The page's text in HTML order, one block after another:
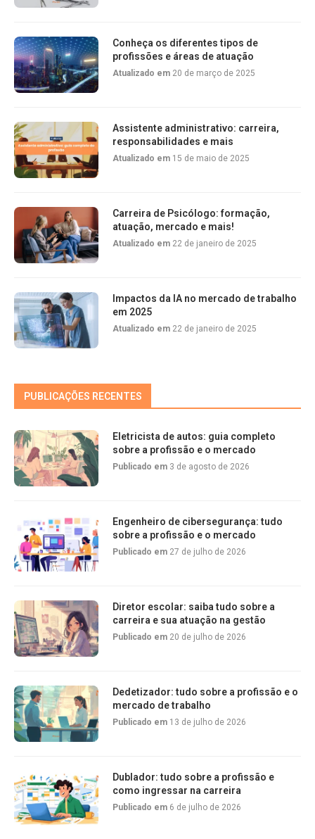
Conheça os diferentes tipos de
profissões e áreas de atuação
Atualizado em 20 de março de 2025
Assistente administrativo: carreira,
responsabilidades e mais
Atualizado em 15 de maio de 2025
Carreira de Psicólogo: formação,
atuação, mercado e mais!
Atualizado em 22 de janeiro de 2025
Impactos da IA no mercado de trabalho
em 2025
Atualizado em 22 de janeiro de 2025
PUBLICAÇÕES RECENTES
Eletricista de autos: guia completo
sobre a profissão e o mercado
Publicado em 3 de agosto de 2026
Engenheiro de cibersegurança: tudo
sobre a profissão e o mercado
Publicado em 27 de julho de 2026
Diretor escolar: saiba tudo sobre a
carreira e sua atuação na gestão
Publicado em 20 de julho de 2026
Dedetizador: tudo sobre a profissão e o
mercado de trabalho
Publicado em 13 de julho de 2026
Dublador: tudo sobre a profissão e
como ingressar na carreira
Publicado em 6 de julho de 2026